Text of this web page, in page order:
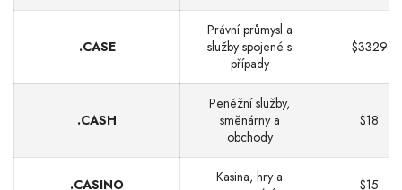
.CASE
Právní průmysl a
služby spojené s
případy
$3329
.CASH
Peněžní služby,
směnárny a
obchody
$18
.CASINO
Kasina, hry a
$15